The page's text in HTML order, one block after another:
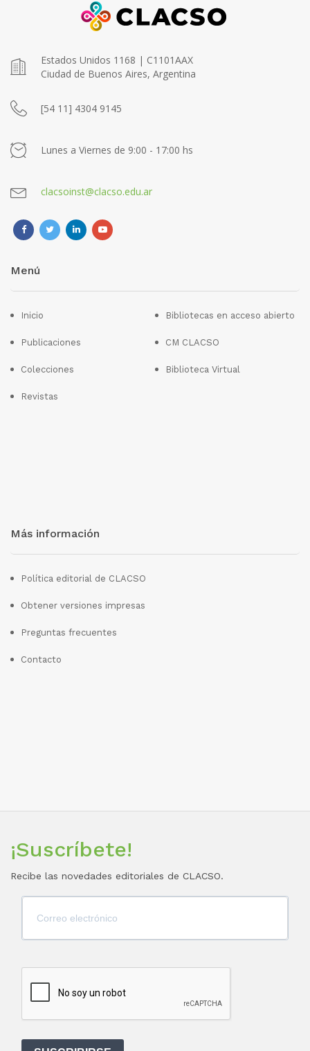
Estados Unidos 1168 | C1101AAX
Ciudad de Buenos Aires, Argentina
[54 11] 4304 9145
Lunes a Viernes de 9:00 - 17:00 hs
clacsoinst@clacso.edu.ar
Menú
Inicio
Publicaciones
Colecciones
Revistas
Bibliotecas en acceso abierto
CM CLACSO
Biblioteca Virtual
Más información
Política editorial de CLACSO
Obtener versiones impresas
Preguntas frecuentes
Contacto
¡Suscríbete!
Recibe las novedades editoriales de CLACSO.